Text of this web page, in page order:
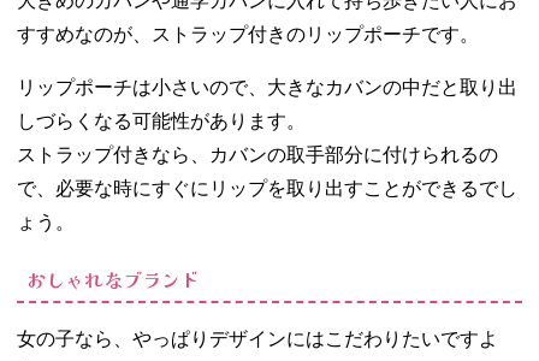
すすめなのが、ストラップ付きのリップポーチです。
リップポーチは小さいので、大きなカバンの中だと取り出
しづらくなる可能性があります。
ストラップ付きなら、カバンの取手部分に付けられるの
で、必要な時にすぐにリップを取り出すことができるでし
ょう。
おしゃれなブランド
女の子なら、やっぱりデザインにはこだわりたいですよ